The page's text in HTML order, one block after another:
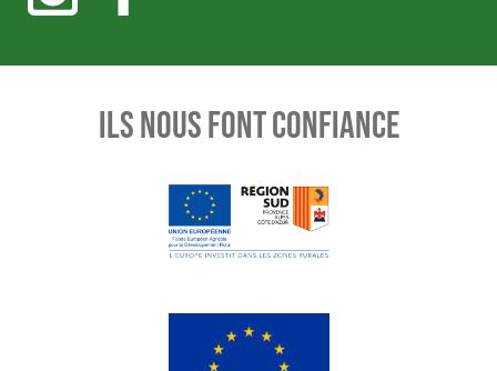
ILS NOUS FONT CONFIANCE